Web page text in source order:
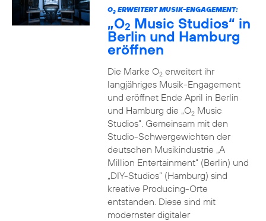
O2ERWEITERT MUSIK-ENGAGEMENT:
„O2 Music Studios“ in
Berlin und Hamburg
eröffnen
Die Marke O2erweitert ihr
langjähriges Musik-Engagement
und eröffnet Ende April in Berlin
und Hamburg die „O2Music
Studios”. Gemeinsam mit den
Studio-Schwergewichten der
deutschen Musikindustrie „A
Million Entertainment” (Berlin) und
„DIY-Studios” (Hamburg) sind
kreative Producing-Orte
entstanden. Diese sind mit
modernster digitaler